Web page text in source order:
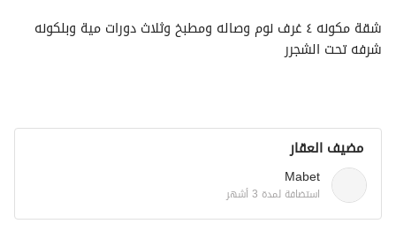
التفاصيل الاماكن القريبة معلومات وزارة السياحة
شرفه تحت الشجرر
مضيف العقار
Mabet
استضافة لمدة 3 أشهر